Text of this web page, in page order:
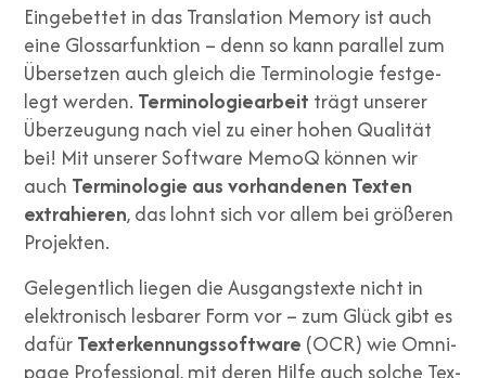
Ein­ge­bet­tet in das Trans­la­ti­on Memo­ry ist auch
eine Glos­s­ar­funk­ti­on – denn so kann par­al­lel zum
Über­set­zen auch gleich die Ter­mi­no­lo­gie fest­ge­
legt wer­den. Ter­mi­no­lo­gie­ar­beit trägt unse­rer
Über­zeu­gung nach viel zu einer hohen Qua­li­tät
bei! Mit unse­rer Soft­ware MemoQ kön­nen wir
auch Ter­mi­no­lo­gie aus vor­han­de­nen Tex­ten
extra­hie­ren, das lohnt sich vor allem bei grö­ße­ren
Pro­jek­ten.
Gele­gent­lich lie­gen die Aus­gangs­tex­te nicht in
elek­tro­nisch les­ba­rer Form vor – zum Glück gibt es
dafürTex­terken­nungs­soft­ware (OCR) wie Omni­
pa­ge Pro­fes­sio­nal, mit deren Hil­fe auch sol­che Tex­